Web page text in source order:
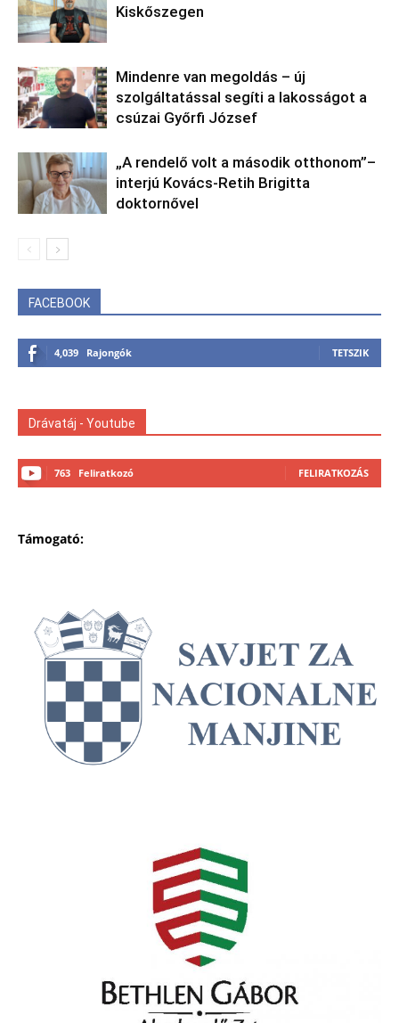
Kiskőszegen
Mindenre van megoldás – új
szolgáltatással segíti a lakosságot a
csúzai Győrfi József
„A rendelő volt a második otthonom”–
interjú Kovács-Retih Brigitta
doktornővel
FACEBOOK
4,039 Rajongók TETSZIK
Drávatáj - Youtube
763 Feliratkozó FELIRATKOZÁS
Támogató: